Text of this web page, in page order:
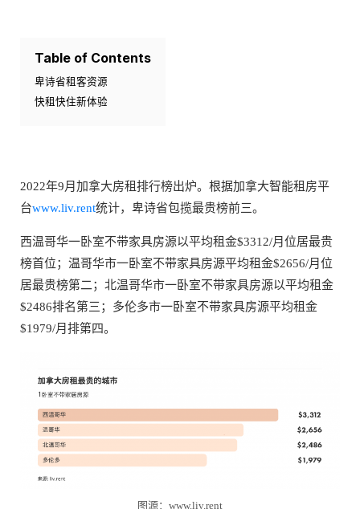
Table of Contents
卑诗省租客资源
快租快住新体验
2022年9月加拿大房租排行榜出炉。根据加拿大智能租房平
台www.liv.rent统计，卑诗省包揽最贵榜前三。
西温哥华一卧室不带家具房源以平均租金$3312/月位居最贵
榜首位；温哥华市一卧室不带家具房源平均租金$2656/月位
居最贵榜第二；北温哥华市一卧室不带家具房源以平均租金
$2486排名第三；多伦多市一卧室不带家具房源平均租金
$1979/月排第四。
图源：www.liv.rent